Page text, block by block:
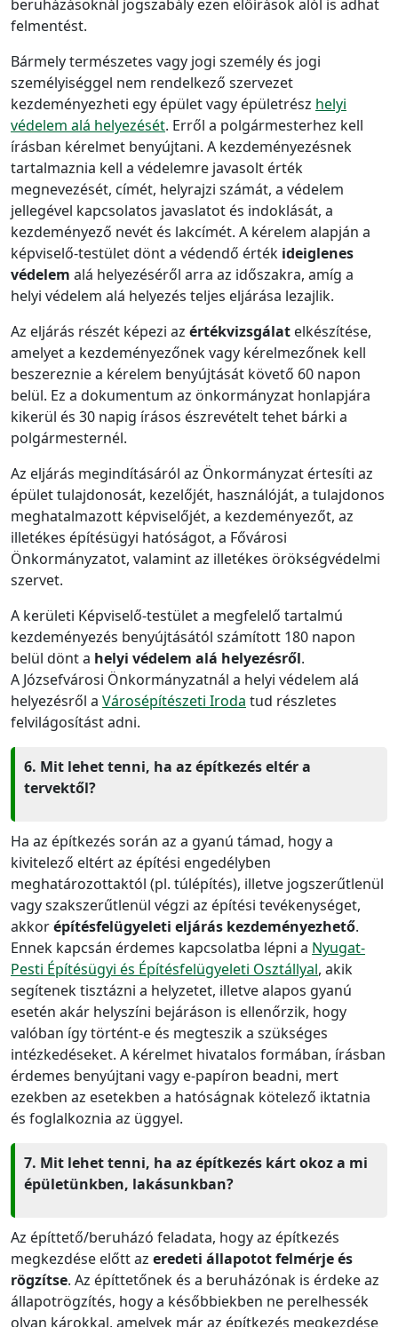
beruházásoknál jogszabály ezen előírások alól is adhat
felmentést.
Bármely természetes vagy jogi személy és jogi
személyiséggel nem rendelkező szervezet
kezdeményezheti egy épület vagy épületrész helyi
védelem alá helyezését. Erről a polgármesterhez kell
írásban kérelmet benyújtani. A kezdeményezésnek
tartalmaznia kell a védelemre javasolt érték
megnevezését, címét, helyrajzi számát, a védelem
jellegével kapcsolatos javaslatot és indoklását, a
kezdeményező nevét és lakcímét. A kérelem alapján a
képviselő-testület dönt a védendő érték ideiglenes
védelem alá helyezéséről arra az időszakra, amíg a
helyi védelem alá helyezés teljes eljárása lezajlik.
Az eljárás részét képezi az értékvizsgálat elkészítése,
amelyet a kezdeményezőnek vagy kérelmezőnek kell
beszereznie a kérelem benyújtását követő 60 napon
belül. Ez a dokumentum az önkormányzat honlapjára
kikerül és 30 napig írásos észrevételt tehet bárki a
polgármesternél.
Az eljárás megindításáról az Önkormányzat értesíti az
épület tulajdonosát, kezelőjét, használóját, a tulajdonos
meghatalmazott képviselőjét, a kezdeményezőt, az
illetékes építésügyi hatóságot, a Fővárosi
Önkormányzatot, valamint az illetékes örökségvédelmi
szervet.
A kerületi Képviselő-testület a megfelelő tartalmú
kezdeményezés benyújtásától számított 180 napon
belül dönt a helyi védelem alá helyezésről.
A Józsefvárosi Önkormányzatnál a helyi védelem alá
helyezésről a Városépítészeti Iroda tud részletes
felvilágosítást adni.
6. Mit lehet tenni, ha az építkezés eltér a
tervektől?
Ha az építkezés során az a gyanú támad, hogy a
kivitelező eltért az építési engedélyben
meghatározottaktól (pl. túlépítés), illetve jogszerűtlenül
vagy szakszerűtlenül végzi az építési tevékenységet,
akkorépítésfelügyeleti eljárás kezdeményezhető.
Ennek kapcsán érdemes kapcsolatba lépni a Nyugat-
Pesti Építésügyi és Építésfelügyeleti Osztállyal, akik
segítenek tisztázni a helyzetet, illetve alapos gyanú
esetén akár helyszíni bejáráson is ellenőrzik, hogy
valóban így történt-e és megteszik a szükséges
intézkedéseket. A kérelmet hivatalos formában, írásban
érdemes benyújtani vagy e-papíron beadni, mert
ezekben az esetekben a hatóságnak kötelező iktatnia
és foglalkoznia az üggyel.
7. Mit lehet tenni, ha az építkezés kárt okoz a mi
épületünkben, lakásunkban?
Az építtető/beruházó feladata, hogy az építkezés
megkezdése előtt az eredeti állapotot felmérje és
rögzítse. Az építtetőnek és a beruházónak is érdeke az
állapotrögzítés, hogy a későbbiekben ne perelhessék
olyan károkkal, amelyek már az építkezés megkezdése